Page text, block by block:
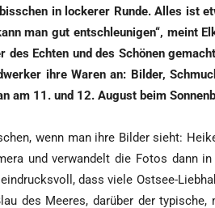
in locke­rer Run­de. Alles ist
man gut ent­schleu­ni­gen“, meint
des Ech­ten und des Schö­nen
ihre Waren an: Bil­der,
am 11. und 12. August beim
wenn man ihre Bil­der sieht:
und ver­wan­delt die Fotos dann
dass vie­le Ost­see-
des Mee­res, dar­über der